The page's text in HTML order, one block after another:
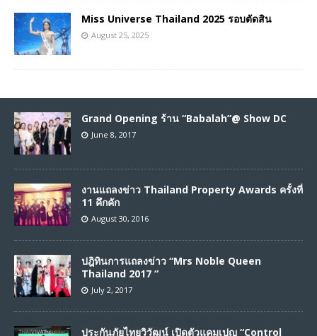
Miss Universe Thailand 2025 รอบตัดสิน
August 25, 2025
Grand Opening ร้าน “Babalah”@ Show DC
June 8, 2017
งานแถลงข่าว Thailand Property Awards ครั้งที่
11 คึกคัก
August 30, 2016
ปฎิทินการแถลงข่าว “Mrs Noble Queen
Thailand 2017 “
July 2, 2017
ประกันภัยไทยวิวัฒน์ เปิดตัวแคมเปญ “Control